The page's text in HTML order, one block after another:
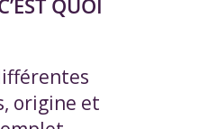
origine et